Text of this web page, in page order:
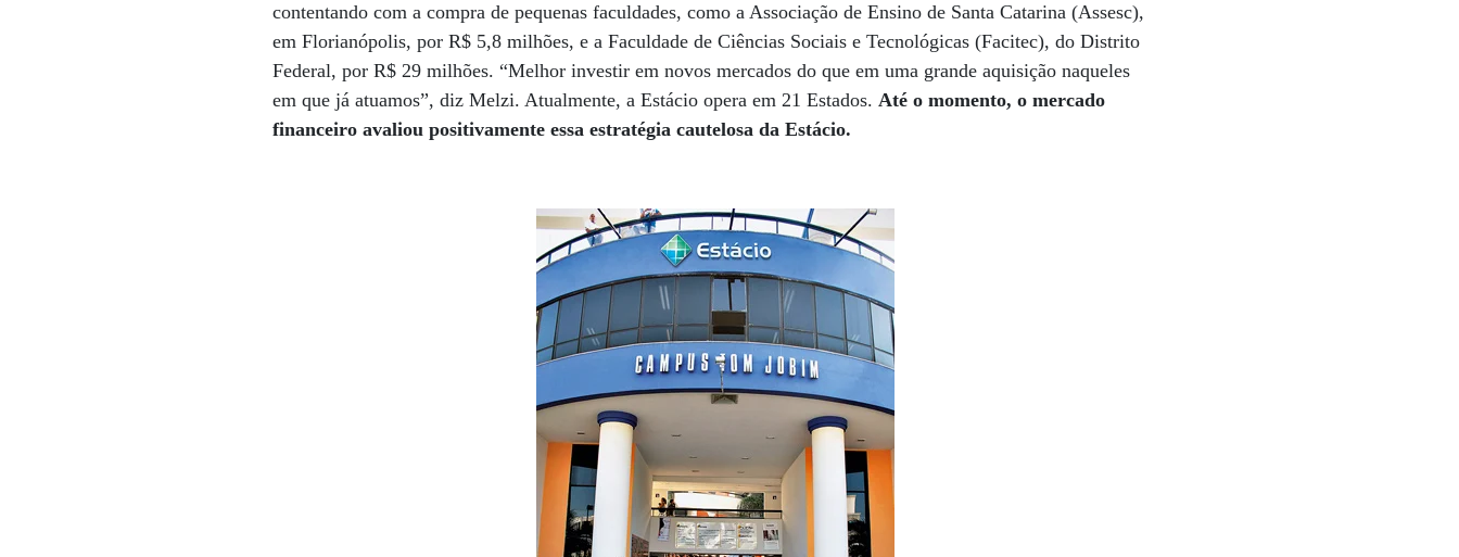
contentando com a compra de pequenas faculdades, como a Associação de Ensino de Santa Catarina (Assesc),
em Florianópolis, por R$ 5,8 milhões, e a Faculdade de Ciências Sociais e Tecnológicas (Facitec), do Distrito
Federal, por R$ 29 milhões. “Melhor investir em novos mercados do que em uma grande aquisição naqueles
em que já atuamos”, diz Melzi. Atualmente, a Estácio opera em 21 Estados.Até o momento, o mercado
financeiro avaliou positivamente essa estratégia cautelosa da Estácio.